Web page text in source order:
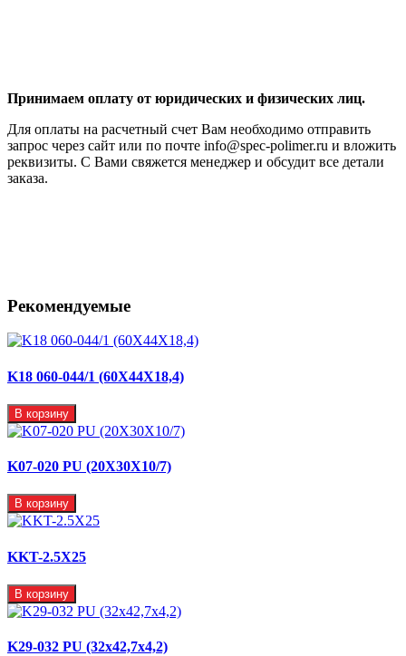
Принимаем оплату от юридических и физических лиц.
Для оплаты на расчетный счет Вам необходимо отправить
запрос через сайт или по почте info@spec-polimer.ru и вложить
реквизиты. С Вами свяжется менеджер и обсудит все детали
заказа.
Рекомендуемые
K18 060-044/1 (60X44X18,4)
В корзину
K07-020 PU (20X30X10/7)
В корзину
KKT-2.5X25
В корзину
K29-032 PU (32x42,7x4,2)